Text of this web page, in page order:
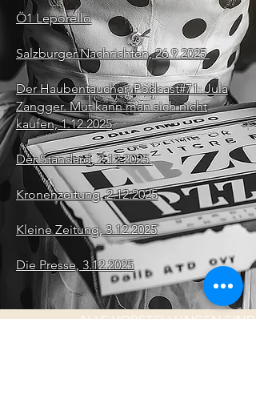
Ö1 Leporello
Salzburger Nachrichten, 26.9.2025
Der Haubentaucher, Podcast#71: Jula
Zangger. Mut kann man sich nicht
kaufen, 1.12.2025
Der Standard, 2.12.2025
Kronenzeitung, 2.12.2025
Kleine Zeitung, 3.12.2025
Die Presse, 3.12.2025
ALLE VORSTELLUNGEN SIND